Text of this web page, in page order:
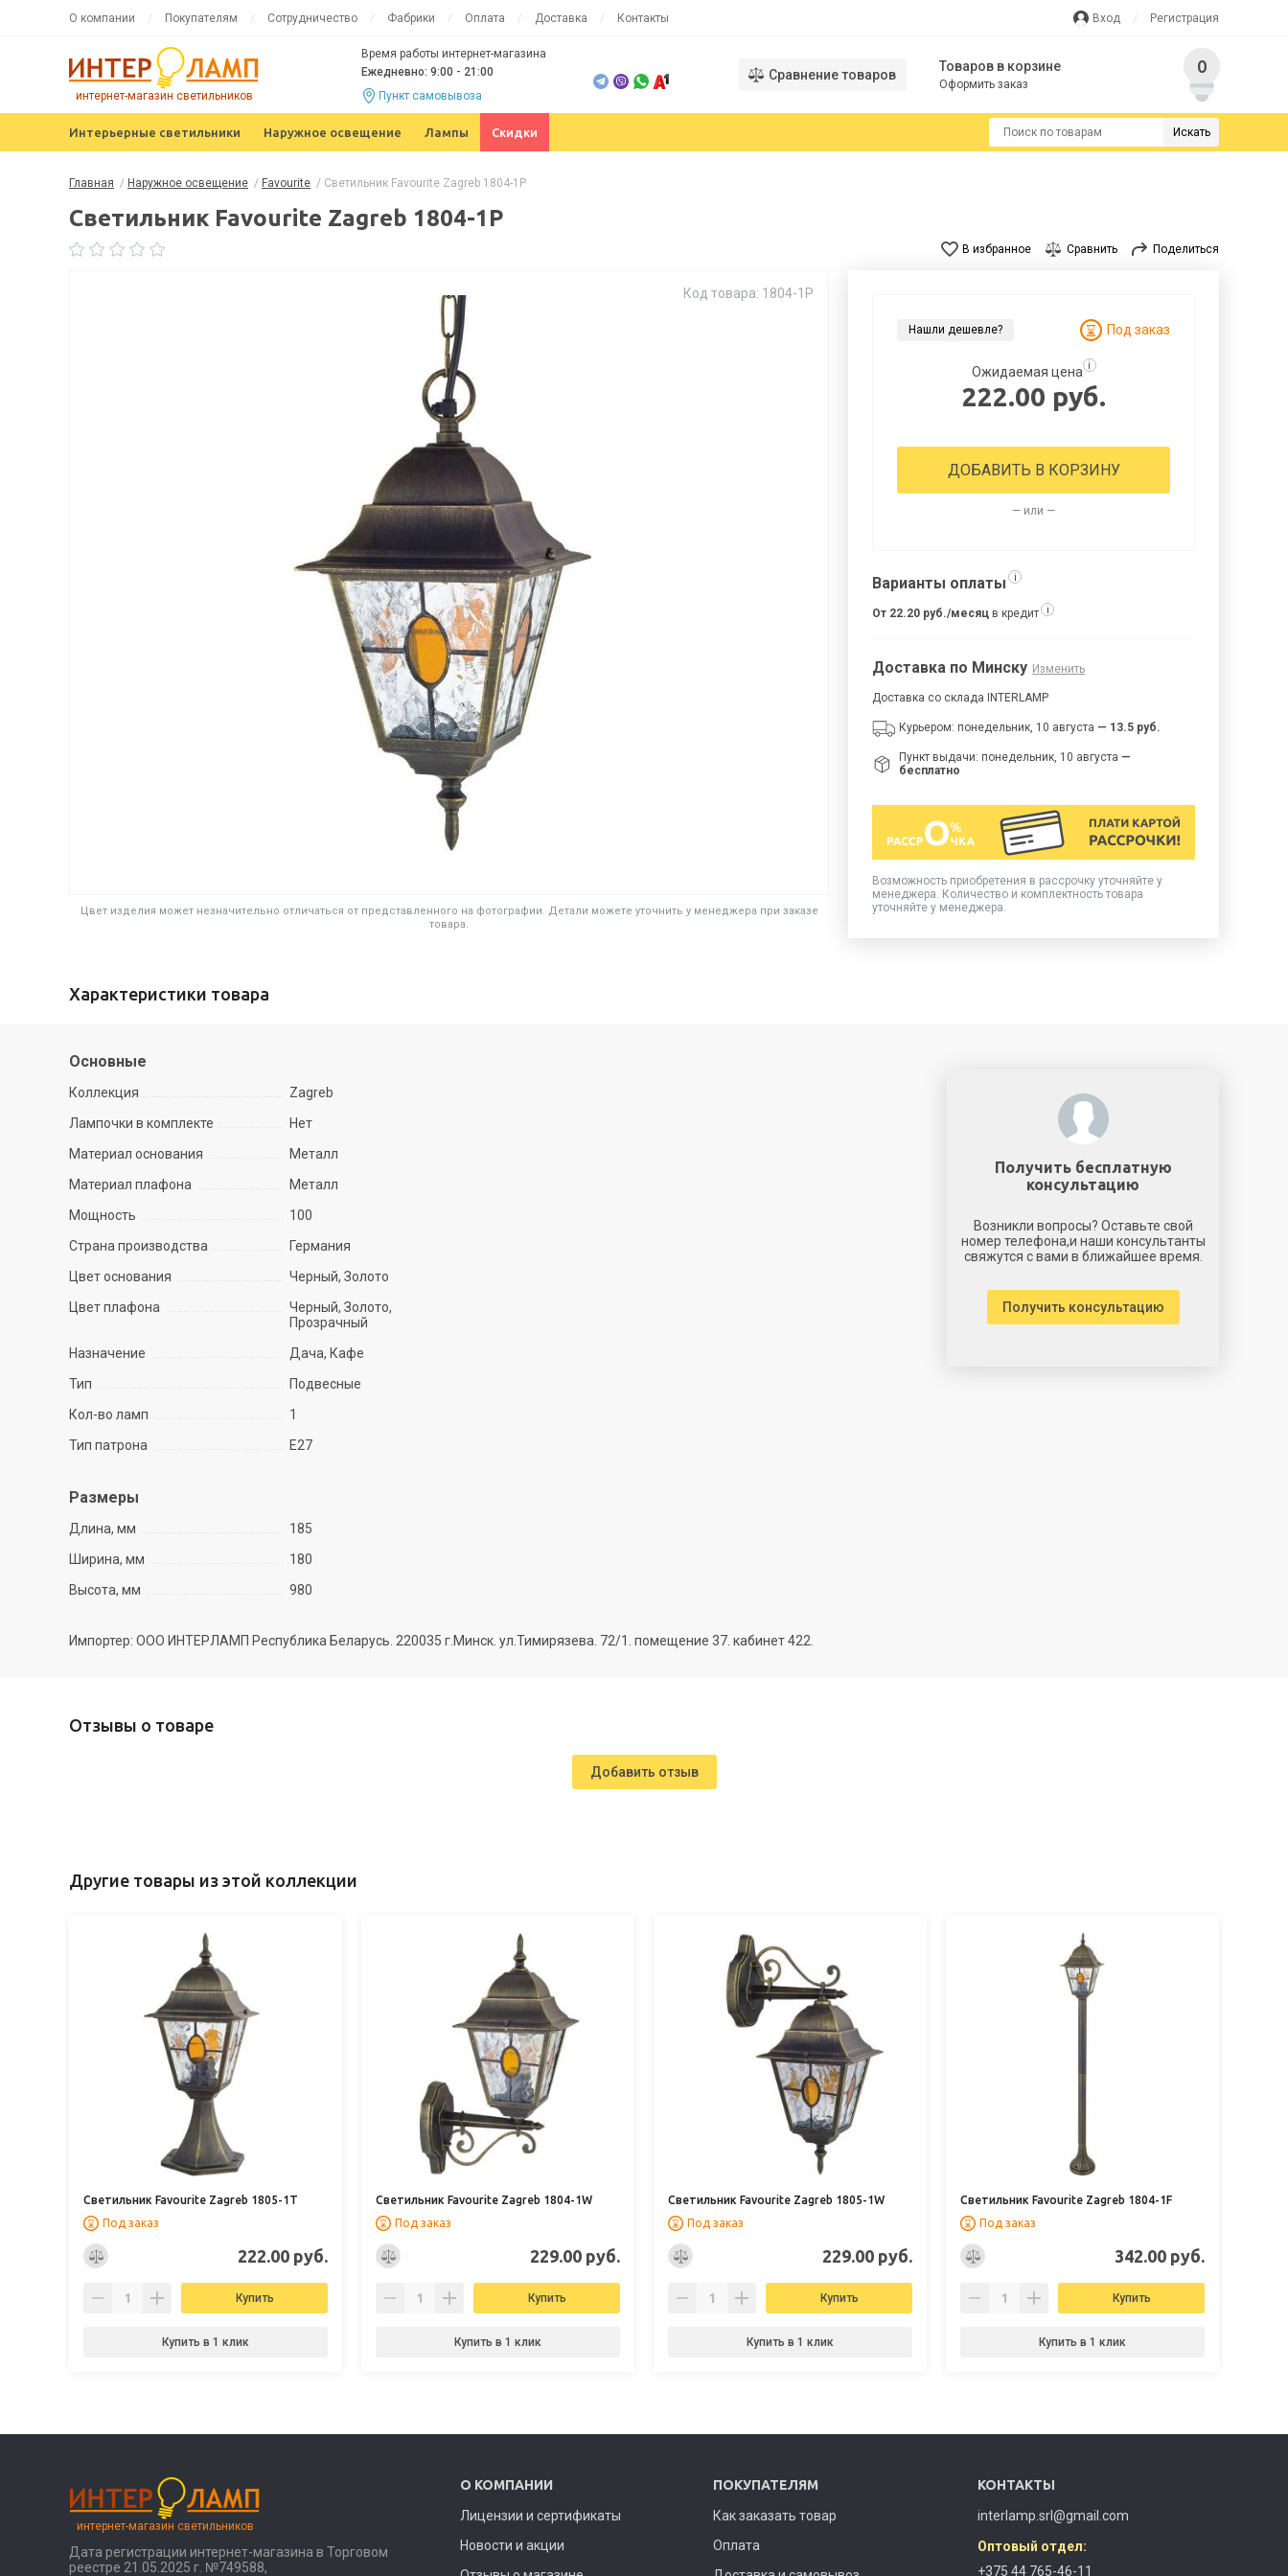
О компании Покупателям Сотрудничество Фабрики Оплата Доставка Контакты Вход Регистрация
интернет-магазин светильников
Время работы интернет-магазина
Ежедневно: 9:00 - 21:00
Пункт самовывоза
Сравнение товаров
Товаров в корзине
Оформить заказ
0
Интерьерные светильники Наружное освещение Лампы Скидки Искать
Главная / Наружное освещение / Favourite / Светильник Favourite Zagreb 1804-1P
Светильник Favourite Zagreb 1804-1P
В избранное Сравнить Поделиться
Код товара: 1804-1P
Цвет изделия может незначительно отличаться от представленного на фотографии. Детали можете уточнить у менеджера при заказе
товара.
Нашли дешевле? Под заказ
Ожидаемая цена i
222.00 руб.
ДОБАВИТЬ В КОРЗИНУ
— или —
Варианты оплаты i
От 22.20 руб./месяц в кредит i
Доставка по Минску Изменить
Доставка со склада INTERLAMP
Курьером: понедельник, 10 августа — 13.5 руб.
Пункт выдачи: понедельник, 10 августа —
бесплатно
Возможность приобретения в рассрочку уточняйте у
менеджера. Количество и комплектность товара
уточняйте у менеджера.
Характеристики товара
Основные
Коллекция
Zagreb
Лампочки в комплекте
Нет
Материал основания
Металл
Материал плафона
Металл
Мощность
100
Страна производства
Германия
Цвет основания
Черный, Золото
Цвет плафона
Черный, Золото,
Прозрачный
Назначение
Дача, Кафе
Тип
Подвесные
Кол-во ламп
1
Тип патрона
E27
Размеры
Длина, мм
185
Ширина, мм
180
Высота, мм
980
Импортер: ООО ИНТЕРЛАМП Республика Беларусь. 220035 г.Минск. ул.Тимирязева. 72/1. помещение 37. кабинет 422.
Получить бесплатную
консультацию
Возникли вопросы? Оставьте свой
номер телефона,и наши консультанты
свяжутся с вами в ближайшее время.
Получить консультацию
Отзывы о товаре
Добавить отзыв
Другие товары из этой коллекции
Светильник Favourite Zagreb 1805-1T
Под заказ
222.00 руб.
Купить
Купить в 1 клик
Светильник Favourite Zagreb 1804-1W
Под заказ
229.00 руб.
Купить
Купить в 1 клик
Светильник Favourite Zagreb 1805-1W
Под заказ
229.00 руб.
Купить
Купить в 1 клик
Светильник Favourite Zagreb 1804-1F
Под заказ
342.00 руб.
Купить
Купить в 1 клик
интернет-магазин светильников
Дата регистрации интернет-магазина в Торговом
реестре 21.05.2025 г. №749588,
О КОМПАНИИ
Лицензии и сертификаты
Новости и акции
ПОКУПАТЕЛЯМ
Как заказать товар
Оплата
КОНТАКТЫ
interlamp.srl@gmail.com
Оптовый отдел:
+375 44 765-46-11